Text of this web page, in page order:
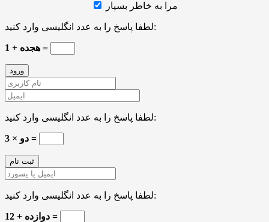
مرا به خاطر بسپار
لطفا پاسخ را به عدد انگلیسی وارد کنید:
هجده + 1 =
لطفا پاسخ را به عدد انگلیسی وارد کنید:
دو × 3 =
لطفا پاسخ را به عدد انگلیسی وارد کنید:
12 + دوازده =